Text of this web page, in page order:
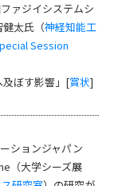
ァジイシステムシ
健太氏（神経知能工
Session
及ぼす影響」[賞状]
ションジャパン
（大学シーズ展